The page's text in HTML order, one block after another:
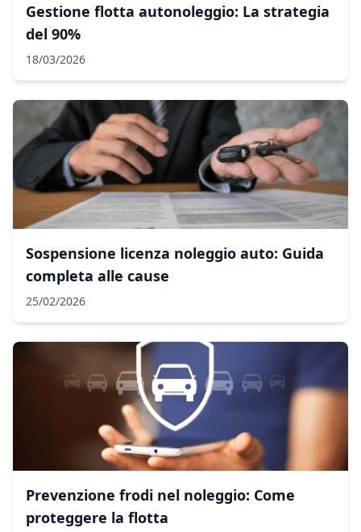
Gestione flotta autonoleggio: La strategia
del 90%
18/03/2026
Sospensione licenza noleggio auto: Guida
completa alle cause
25/02/2026
Prevenzione frodi nel noleggio: Come
proteggere la flotta